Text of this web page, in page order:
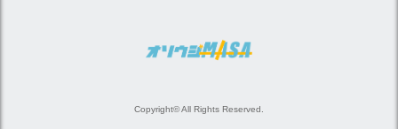
Copyright© All Rights Reserved.